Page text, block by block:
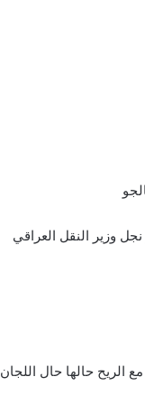
وزير النقل العراقي
حالها حال اللجان